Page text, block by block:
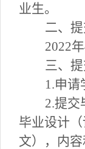
业生。
二、
2022
三、
1.申
2.提交
毕业设计
文），内